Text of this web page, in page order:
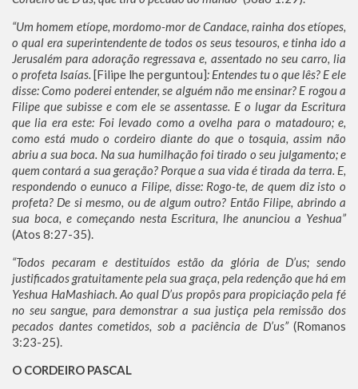
“Um homem etíope, mordomo-mor de Candace, rainha dos etíopes,
o qual era superintendente de todos os seus tesouros, e tinha ido a
Jerusalém para adoração regressava e, assentado no seu carro, lia
o profeta Isaías. [Filipe lhe perguntou]: Entendes tu o que lês? E ele
disse: Como poderei entender, se alguém não me ensinar? E rogou a
Filipe que subisse e com ele se assentasse. E o lugar da Escritura
que lia era este: Foi levado como a ovelha para o matadouro; e,
como está mudo o cordeiro diante do que o tosquia, assim não
abriu a sua boca. Na sua humilhação foi tirado o seu julgamento; e
quem contará a sua geração? Porque a sua vida é tirada da terra. E,
respondendo o eunuco a Filipe, disse: Rogo-te, de quem diz isto o
profeta? De si mesmo, ou de algum outro? Então Filipe, abrindo a
sua boca, e começando nesta Escritura, lhe anunciou a Yeshua”
(Atos 8:27-35).
“Todos pecaram e destituídos estão da glória de D’us; sendo
justificados gratuitamente pela sua graça, pela redenção que há em
Yeshua HaMashiach. Ao qual D’us propôs para propiciação pela fé
no seu sangue, para demonstrar a sua justiça pela remissão dos
pecados dantes cometidos, sob a paciência de D’us” (Romanos
3:23-25).
O CORDEIRO PASCAL